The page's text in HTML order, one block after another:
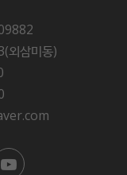
외삼미동)